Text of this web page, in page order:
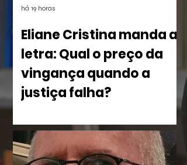
Eliane Cristina manda a
letra: Qual o preço da
vingança quando a
justiça falha?
imperdoável, Eliane Cristina, mostra
como a violência silencia uma família à
beira do Rio dos Sinos. O crime,
há 19 horas